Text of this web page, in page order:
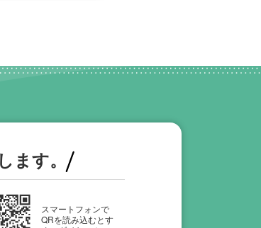
ます。
スマートフォンで
QRを読み込むとす